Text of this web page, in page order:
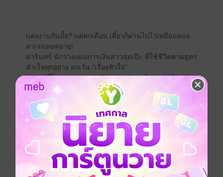
แต่งงานกันมั้ย? แค่หกเดือน เดี๋ยวก็ผ่านไปไวเหมือนคอล
ลาเจนหมดอายุ!
ดารินทร์ นักวางแผนการเงินสาวสุดเป๊ะ ที่ใช้ชีวิตตามสูตร
สำเร็จทุกอย่าง ยกเว้น "เรื่องหัวใจ"
จู่ๆ เธอก็ไปตกลงแต่งงานกับชายแปลกหน้า (แต่หน้าหล่อ
มาก) เพื่อเข้าร่วมรายการเรียลลิตี้จับคู่ชื่อดัง ที่ให้ทั้งเงิน
ล้านและโอกาสเป็นรักแท้ถ้าอยู่รอดได้ครบหกเดือนโดยไม่
ฆ่ากันตายเสียก่อน!
ฝ่ายเขา ปฐวี ผู้กำกับสายติสต์ผู้เชื่อว่า "รักแท้ไม่มีสคริปต์"
ฝ่ายเธอ ดารินทร์ เจ้าหญิง Excel ที่เชื่อว่า "ความรักควร
คำนวณได้"
สองคน
ต่างกันทุกอย่าง
ไม่ว่าจะรสนิยม การใช้ชีวิต ความคิด หรือแม้แต่ทิศทาง